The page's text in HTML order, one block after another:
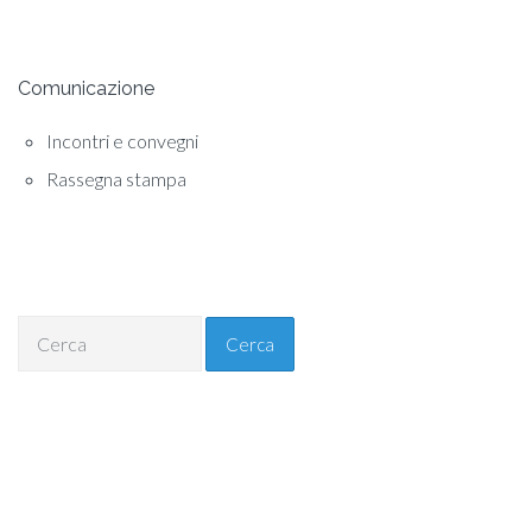
Comunicazione
Incontri e convegni
Rassegna stampa
Cerca